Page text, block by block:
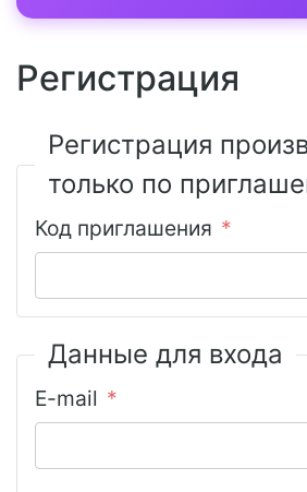
Регистрация
Регистрация
только по
Код приглашения
Данные для входа
E-mail